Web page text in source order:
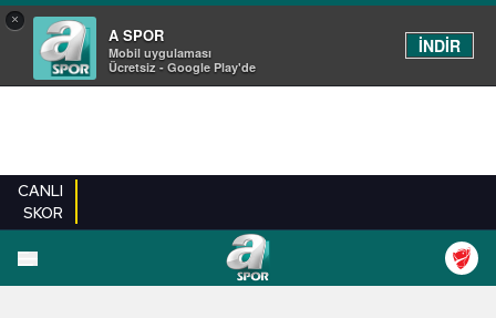
×
A SPOR
Mobil uygulaması
Ücretsiz - Google Play'de
İNDİR
CANLI
SKOR